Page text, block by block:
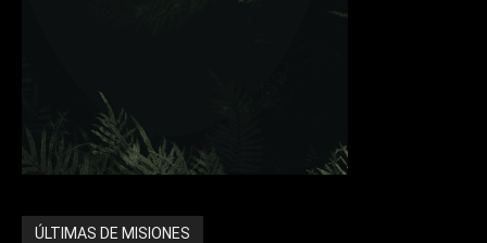
ÚLTIMAS DE MISIONES